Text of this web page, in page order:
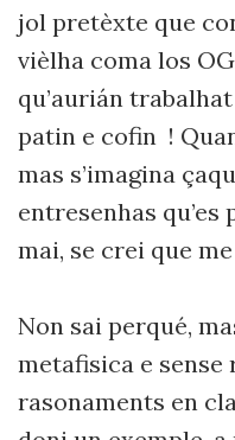
jol pretèxte que
vièlha coma los
qu’aurián
patin e cofin !
mas s’imagina
entresenhas qu’es
mai, se crei que
Non sai perqué,
metafisica e sense
rasonaments en